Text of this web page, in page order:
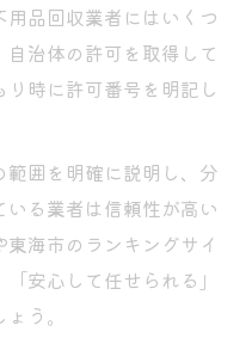
品回収業者にはいくつ
治体の許可を取得して
時に許可番号を明記し
囲を明確に説明し、分
る業者は信頼性が高い
海市のランキングサイ
安心して任せられる」
う。